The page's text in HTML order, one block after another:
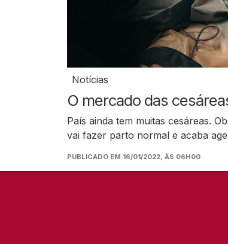
Notícias
O mercado das
País ainda tem muitas cesáreas.
vai fazer parto normal e acaba
PUBLICADO EM 16/01/2022, ÀS 06H00